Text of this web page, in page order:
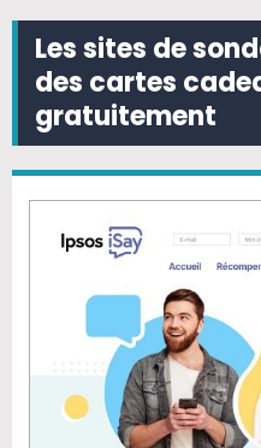
Les sites de
des cartes
gratuitement